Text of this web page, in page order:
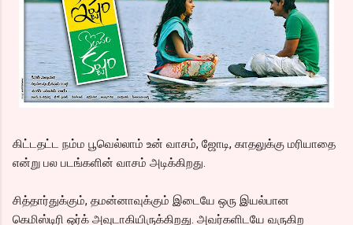
கிட்டதட்ட நம்ம பூவெல்லாம் உன் வாசம், ஜோடி, காதலுக்கு மரியாதை
என்று பல படங்களின் வாசம் அடிக்கிறது.
சித்தார்துக்கும், தமன்னாவுக்கும் இடையே ஒரு இயல்பான
கெமிஸ்டிரி ஒர்க் அவுடாகியிருக்கிறது. அவர்களிடயே வருகிற